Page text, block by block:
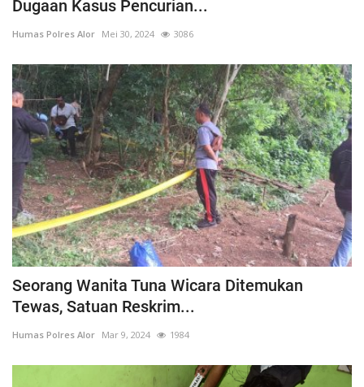
Dugaan Kasus Pencurian...
Humas Polres Alor Mei 30, 2024 3086
Seorang Wanita Tuna Wicara Ditemukan
Tewas, Satuan Reskrim...
Humas Polres Alor Mar 9, 2024 1984